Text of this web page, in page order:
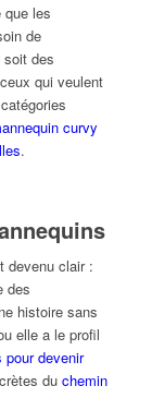
que les
de
soit des
qui veulent
curvy
.
devenu clair :
des
histoire sans
elle a le profil
pour devenir
du chemin